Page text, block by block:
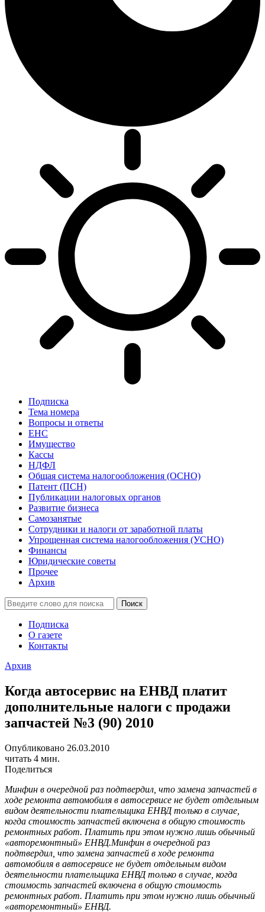
Подписка
Тема номера
Вопросы и ответы
ЕНС
Имущество
Кассы
НДФЛ
Общая система налогообложения (ОСНО)
Патент (ПСН)
Публикации налоговых органов
Развитие бизнеса
Самозанятые
Сотрудники и налоги от заработной платы
Упрощенная система налогообложения (УСНО)
Финансы
Юридические советы
Прочее
Архив
Подписка
О газете
Контакты
Архив
Когда автосервис на ЕНВД платит
дополнительные налоги с продажи
запчастей №3 (90) 2010
Опубликовано 26.03.2010
читать 4 мин.
Поделиться
Минфин в очередной раз подтвердил, что замена запчастей в
ходе ремонта автомобиля в автосервисе не будет отдельным
видом деятельности плательщика ЕНВД только в случае,
когда стоимость запчастей включена в общую стоимость
ремонтных работ. Платить при этом нужно лишь обычный
«авторемонтный» ЕНВД.Минфин в очередной раз
подтвердил, что замена запчастей в ходе ремонта
автомобиля в автосервисе не будет отдельным видом
деятельности плательщика ЕНВД только в случае, когда
стоимость запчастей включена в общую стоимость
ремонтных работ. Платить при этом нужно лишь обычный
«авторемонтный» ЕНВД.